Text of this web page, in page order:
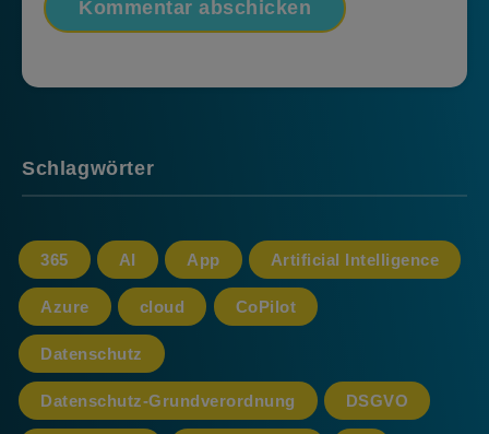
Schlagwörter
365 AI App Artificial Intelligence
Azure cloud CoPilot
Datenschutz
Datenschutz-Grundverordnung DSGVO